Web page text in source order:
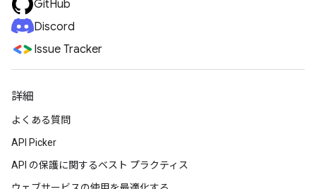
GitHub
Discord
Issue Tracker
詳細
よくある質問
API Picker
API の保護に関するベスト プラクティス